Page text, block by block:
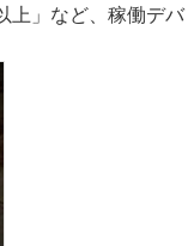
上」など、稼働デバ